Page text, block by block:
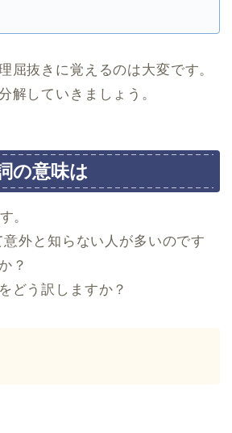
屈抜きに覚えるのは大変です。
解していきましょう。
の意味は
。
意外と知らない人が多いのです
？
どう訳しますか？